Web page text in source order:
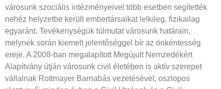
városunk szociális intézményeivel több esetben segítették
nehéz helyzetbe került embertársaikat lelkileg, fizikailag
egyaránt. Tevékenységük túlmutat városunk határain,
melynek során kiemelt jelentőséggel bír az önkéntesség
ereje. A 2008-ban megalapított Megújult Nemzedékért
Alapítvány útján városunk civil életében is aktív szerepet
vállalnak Rottmayer Barnabás vezetésével, oszlopos